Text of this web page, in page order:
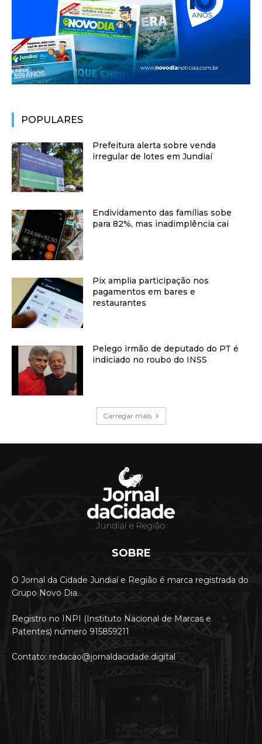
POPULARES
Prefeitura alerta sobre venda
irregular de lotes em Jundiaí
Endividamento das famílias sobe
para 82%, mas inadimplência cai
Pix amplia participação nos
pagamentos em bares e
restaurantes
Pelego irmão de deputado do PT é
indiciado no roubo do INSS
Carregar mais
SOBRE
O Jornal da Cidade Jundiaí e Região é marca registrada do
Grupo Novo Dia.
Registro no INPI (Instituto Nacional de Marcas e
Patentes) número 915859211
Contato: redacao@jornaldacidade.digital